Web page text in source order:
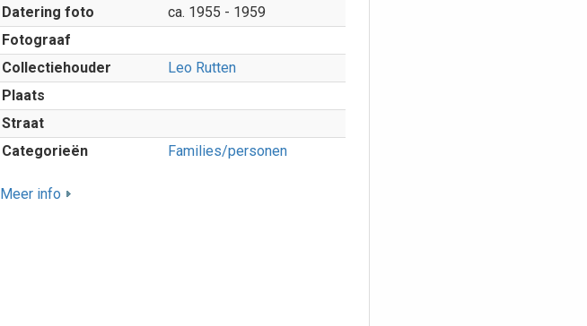
Datering foto
ca. 1955 - 1959
Fotograaf
Collectiehouder
Leo Rutten
Plaats
Straat
Categorieën
Families/personen
Meer info